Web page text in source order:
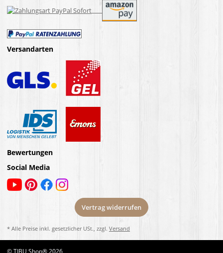
Versandarten
Bewertungen
Social Media
Vertrag widerrufen
* Alle Preise inkl. gesetzlicher USt., zzgl. Versand